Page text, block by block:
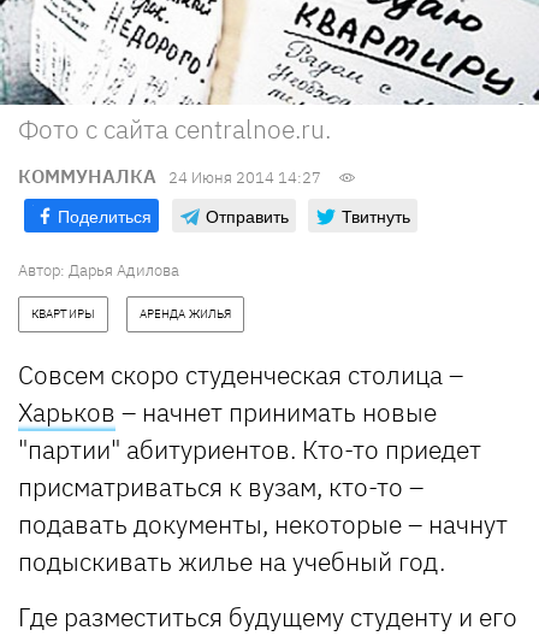
Фото с сайта centralnoe.ru.
КОММУНАЛКА 24 Июня 2014 14:27
Поделиться Отправить Твитнуть
Автор: Дарья Адилова
КВАРТИРЫ АРЕНДА ЖИЛЬЯ
Совсем скоро студенческая столица –
Харьков – начнет принимать новые
"партии" абитуриентов. Кто-то приедет
присматриваться к вузам, кто-то –
подавать документы, некоторые – начнут
подыскивать жилье на учебный год.
Где разместиться будущему студенту и его